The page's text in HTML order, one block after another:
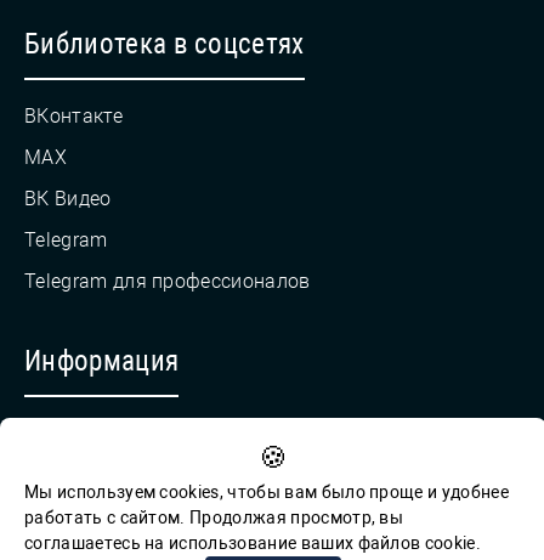
Библиотека в соцсетях
ВКонтакте
MAX
ВК Видео
Telegram
Telegram для профессионалов
Информация
Обратная связь для сообщений о фактах коррупции
🍪
Мы используем cookies, чтобы вам было проще и удобнее
работать с сайтом. Продолжая просмотр, вы
соглашаетесь на использование ваших файлов cookie.